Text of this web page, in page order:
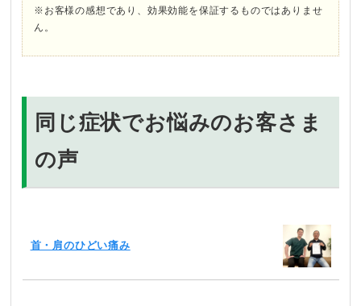
※お客様の感想であり、効果効能を保証するものではありませ
ん。
同じ症状でお悩みのお客さま
の声
首・肩のひどい痛み